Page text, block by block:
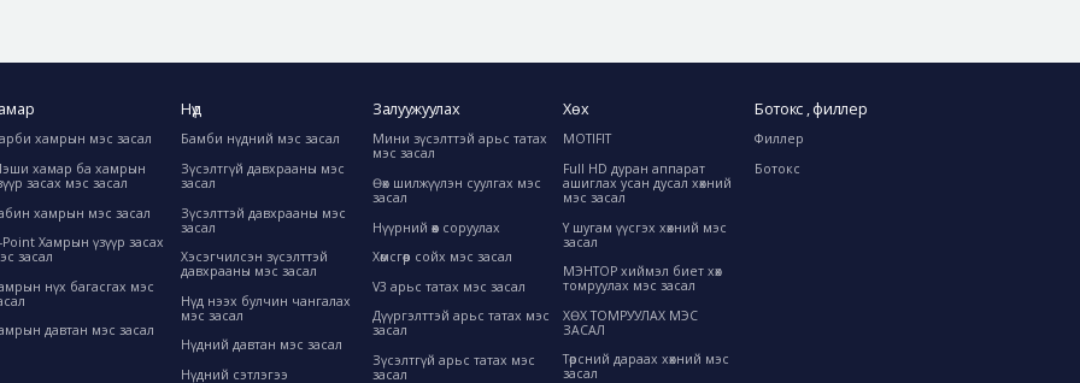
хамрын мэс засал
хамар ба хамрын
засах мэс засал
хамрын мэс засал
Point Хамрын үзүүр засах
засал
нүх багасгах мэс
давтан мэс засал
Нүд
Бамби нүдний мэс засал
Зүсэлтгүй давхрааны мэс
засал
Зүсэлттэй давхрааны мэс
засал
Хэсэгчилсэн зүсэлттэй
давхрааны мэс засал
Нүд нээх булчин чангалах
мэс засал
Нүдний давтан мэс засал
Нүдний сэтлэгээ
Залуужуулах
Мини зүсэлттэй арьс татах
мэс засал
Өөх шилжүүлэн суулгах мэс
засал
Нүүрний өөх соруулах
Хөмсгөөр сойх мэс засал
V3 арьс татах мэс засал
Дүүргэлттэй арьс татах мэс
засал
Зүсэлтгүй арьс татах мэс
засал
Хөх
MOTIFIT
Full HD дуран аппарат
ашиглах усан дусал хөхний
мэс засал
Y шугам үүсгэх хөхний мэс
засал
МЭНТОР хиймэл биет хөх
томруулах мэс засал
ХӨХ ТОМРУУЛАХ МЭС
ЗАСАЛ
Төрсний дараах хөхний мэс
засал
Ботокс , филлер
Филлер
Ботокс